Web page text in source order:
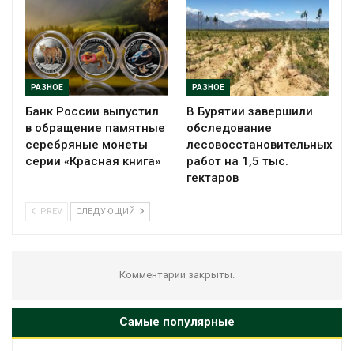
РАЗНОЕ
Банк России выпустил
в обращение памятные
серебряные монеты
серии «Красная книга»
РАЗНОЕ
В Бурятии завершили
обследование
лесовосстановительных
работ на 1,5 тыс.
гектаров
PREV СЛЕДУЮЩИЙ
Комментарии закрыты.
Самые популярные